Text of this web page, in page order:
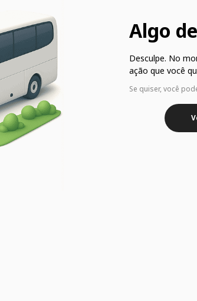
Algo
Desculpe. No
ação que você
Se quiser, você